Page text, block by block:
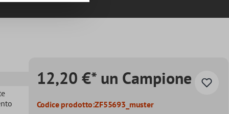
12,20 €* un Campione
Codice prodotto:ZF55693_muster